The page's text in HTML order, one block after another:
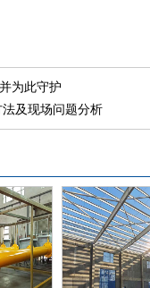
为此守护
及现场问题分析